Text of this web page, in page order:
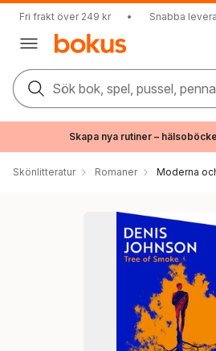
Fri frakt över 249 kr • Snabba
Sök bok, spel, pussel,
Skapa nya rutiner –
Skönlitteratur Romaner Moderna